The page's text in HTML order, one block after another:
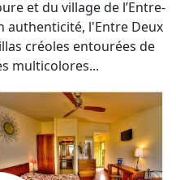
et du village de l’Entre-
authenticité, l'Entre Deux
créoles entourées de
multicolores...